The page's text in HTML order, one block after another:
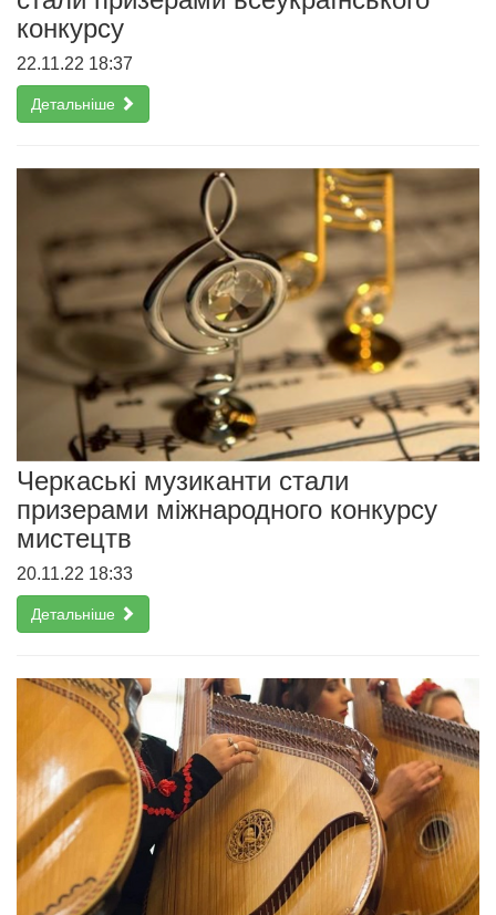
конкурсу
22.11.22 18:37
Детальніше
Черкаські музиканти стали
призерами міжнародного конкурсу
мистецтв
20.11.22 18:33
Детальніше